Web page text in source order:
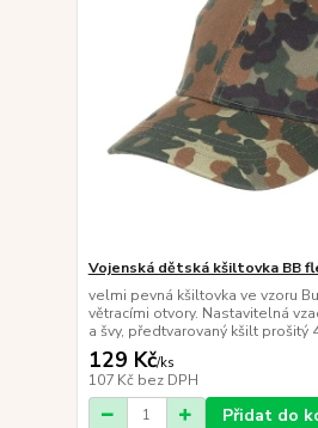
Vojenská dětská kšiltovka BB
velmi pevná kšiltovka ve vzoru
větracími otvory. Nastavitelná
a švy, předtvarovaný kšilt prošitý
129 Kč/ks
107 Kč bez DPH
Přidat do